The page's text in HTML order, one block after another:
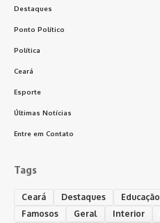
Destaques
Ponto Político
Política
Ceará
Esporte
Últimas Notícias
Entre em Contato
Tags
Ceará Destaques Educação
Famosos
Geral Interior